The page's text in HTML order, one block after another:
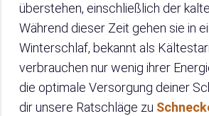
überstehen, einschließlich der
Während dieser Zeit gehen sie in
Winterschlaf, bekannt als
verbrauchen nur wenig ihrer
die optimale Versorgung deiner
dir unsere Ratschläge zu